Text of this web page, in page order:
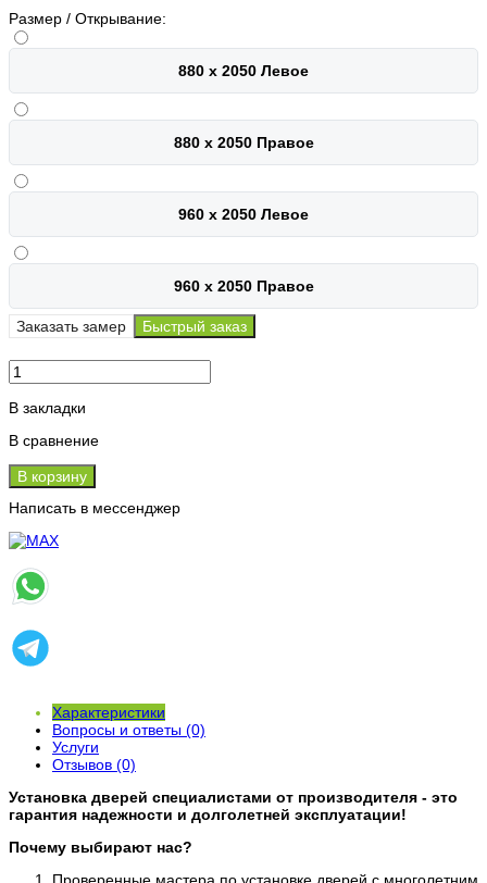
Размер / Открывание:
880 х 2050 Левое
880 х 2050 Правое
960 х 2050 Левое
960 х 2050 Правое
Заказать замер Быстрый заказ
В закладки
В сравнение
В корзину
Написать в мессенджер
Характеристики
Вопросы и ответы (0)
Услуги
Отзывов (0)
Установка дверей специалистами от производителя - это
гарантия надежности и долголетней эксплуатации!
Почему выбирают нас?